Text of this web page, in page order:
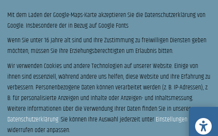
WEITERE BEITRÄGE
AUF TOUR! | NEUIGKEITEN | PRODUKTE | TECHNIK | TICKER
TIPPS | UNCATEGORIZED
KONTAKT
Mit dem Laden der Google-Maps-Karte akzeptieren Sie die Datenschutzerklärung von
Google. Insbesondere der in Bezug auf Google Fonts
Wenn Sie unter 16 Jahre alt sind und Ihre Zustimmung zu freiwilligen Diensten geben
möchten, müssen Sie Ihre Erziehungsberechtigten um Erlaubnis bitten.
Wir verwenden Cookies und andere Technologien auf unserer Website. Einige von
ihnen sind essenziell, während andere uns helfen, diese Website und Ihre Erfahrung zu
verbessern.Personenbezogene Daten können verarbeitet werden (z. B. IP-Adressen), z.
B. für personalisierte Anzeigen und Inhalte oder Anzeigen- und Inhaltsmessung.
Weitere Informationen über die Verwendung Ihrer Daten finden Sie in unserer
Datenschutzerklärung.Sie können Ihre Auswahl jederzeit unterEinstellungen
widerrufen oder anpassen.